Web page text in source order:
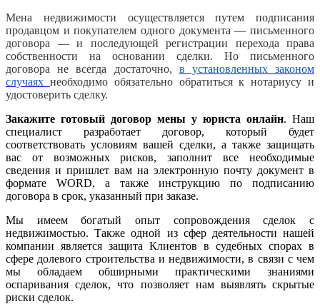
Мена недвижимости осуществляется путем подписания
продавцом и покупателем одного документа — письменного
договора — и последующей регистрации перехода права
собственности на основании сделки. Но письменного
договора не всегда достаточно, в установленных законом
случаях необходимо обязательно обратиться к нотариусу и
удостоверить сделку.
Закажите готовый договор мены у юриста онлайн. Наш
специалист разработает договор, который будет
соответствовать условиям вашей сделки, а также защищать
вас от возможных рисков, заполнит все необходимые
сведения и пришлет вам на электронную почту документ в
формате WORD, а также инструкцию по подписанию
договора в срок, указанный при заказе.
Мы имеем богатый опыт сопровождения сделок с
недвижимостью. Также одной из сфер деятельности нашей
компании является защита Клиентов в судебных спорах в
сфере долевого строительства и недвижимости, в связи с чем
мы обладаем обширными практическими знаниями
оспаривания сделок, что позволяет нам выявлять скрытые
риски сделок.